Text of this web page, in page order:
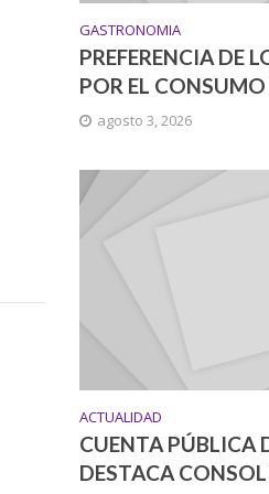
GASTRONOMIA
PREFERENCIA DE
POR EL CONSUMO
agosto 3, 2026
ACTUALIDAD
CUENTA PÚBLICA
DESTACA